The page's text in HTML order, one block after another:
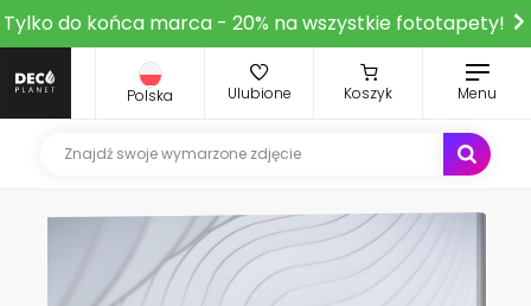
Tylko do końca marca - 20% na wszystkie fototapety!
Polska Ulubione Koszyk Menu